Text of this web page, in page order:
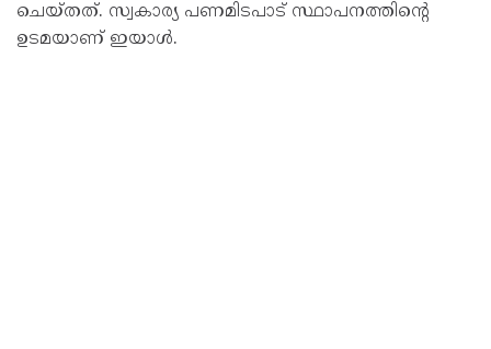
ചെയ്തത്. സ്വകാര്യ പണമിടപാട് സ്ഥാപനത്തിന്‍റെ
ഉടമയാണ് ഇയാൾ.